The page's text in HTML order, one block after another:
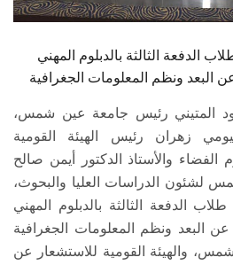
الثالثة بالدبلوم المهني
ونظم المعلومات الجغرافية
المتيني رئيس جامعة عين شمس،
زهران رئيس الهيئة القومية
الفضاء والأستاذ الدكتور أيمن صالح
لشئون الدراسات العليا والبحوث،
الدفعة الثالثة بالدبلوم المهني
البعد ونظم المعلومات الجغرافية
والهيئة القومية للاستشعار عن